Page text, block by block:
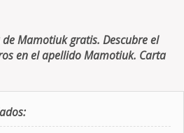
Mamotiuk gratis. Descubre el
en el apellido Mamotiuk. Carta